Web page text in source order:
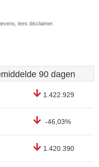
lees disclaimer.
90 dagen
1.422.929
-46,03%
1.420.390